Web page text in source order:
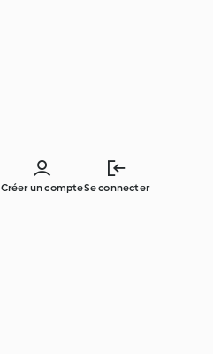
Créer un compteSe connecter